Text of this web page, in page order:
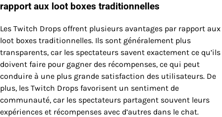
rapport aux loot boxes traditionnelles
Les Twitch Drops offrent plusieurs avantages par rapport aux
loot boxes traditionnelles. Ils sont généralement plus
transparents, car les spectateurs savent exactement ce qu’ils
doivent faire pour gagner des récompenses, ce qui peut
conduire à une plus grande satisfaction des utilisateurs. De
plus, les Twitch Drops favorisent un sentiment de
communauté, car les spectateurs partagent souvent leurs
expériences et récompenses avec d’autres dans le chat.